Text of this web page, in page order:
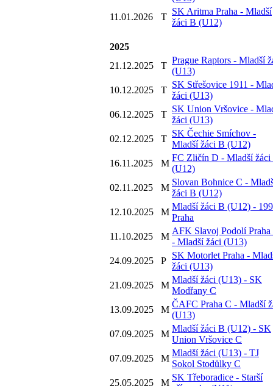
11.01.2026
T
SK Aritma Praha - Mladší
žáci B (U12)
2025
21.12.2025
T
Prague Raptors - Mladší
(U13)
10.12.2025
T
SK Střešovice 1911 -
žáci (U13)
06.12.2025
T
SK Union Vršovice -
žáci (U13)
02.12.2025
T
SK Čechie Smíchov -
Mladší žáci B (U12)
16.11.2025
M
FC Zličín D - Mladší žáci
(U12)
02.11.2025
M
Slovan Bohnice C -
žáci B (U12)
12.10.2025
M
Mladší žáci B (U12) -
Praha
11.10.2025
M
AFK Slavoj Podolí Praha
- Mladší žáci (U13)
24.09.2025
P
SK Motorlet Praha -
žáci (U13)
21.09.2025
M
Mladší žáci (U13) - SK
Modřany C
13.09.2025
M
ČAFC Praha C - Mladší
(U13)
07.09.2025
M
Mladší žáci B (U12) - SK
Union Vršovice C
07.09.2025
M
Mladší žáci (U13) - TJ
Sokol Stodůlky C
25.05.2025
M
SK Třeboradice - Starší